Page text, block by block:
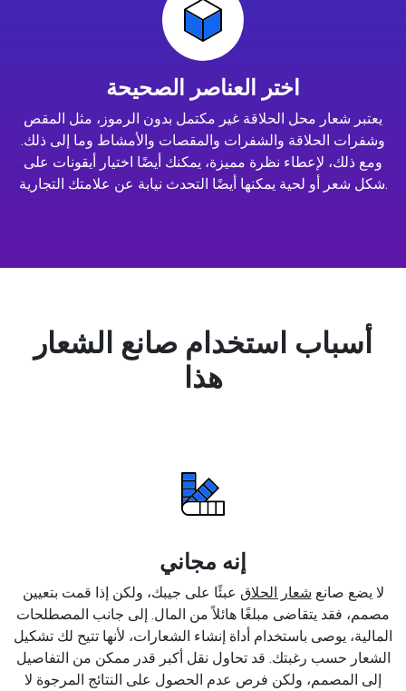
اختر العناصر الصحيحة
يعتبر شعار محل الحلاقة غير مكتمل بدون الرموز، مثل المقص
وشفرات الحلاقة والشفرات والمقصات والأمشاط وما إلى ذلك.
ومع ذلك، لإعطاء نظرة مميزة، يمكنك أيضًا اختيار أيقونات على
شكل شعر أو لحية يمكنها أيضًا التحدث نيابة عن علامتك التجارية.
أسباب استخدام صانع الشعار
هذا
إنه مجاني
لا يضع صانع شعار الحلاق عبئًا على جيبك، ولكن إذا قمت بتعيين
مصمم، فقد يتقاضى مبلغًا هائلاً من المال. إلى جانب المصطلحات
المالية، يوصى باستخدام أداة إنشاء الشعارات، لأنها تتيح لك تشكيل
الشعار حسب رغبتك. قد تحاول نقل أكبر قدر ممكن من التفاصيل
إلى المصمم، ولكن فرص عدم الحصول على النتائج المرجوة لا